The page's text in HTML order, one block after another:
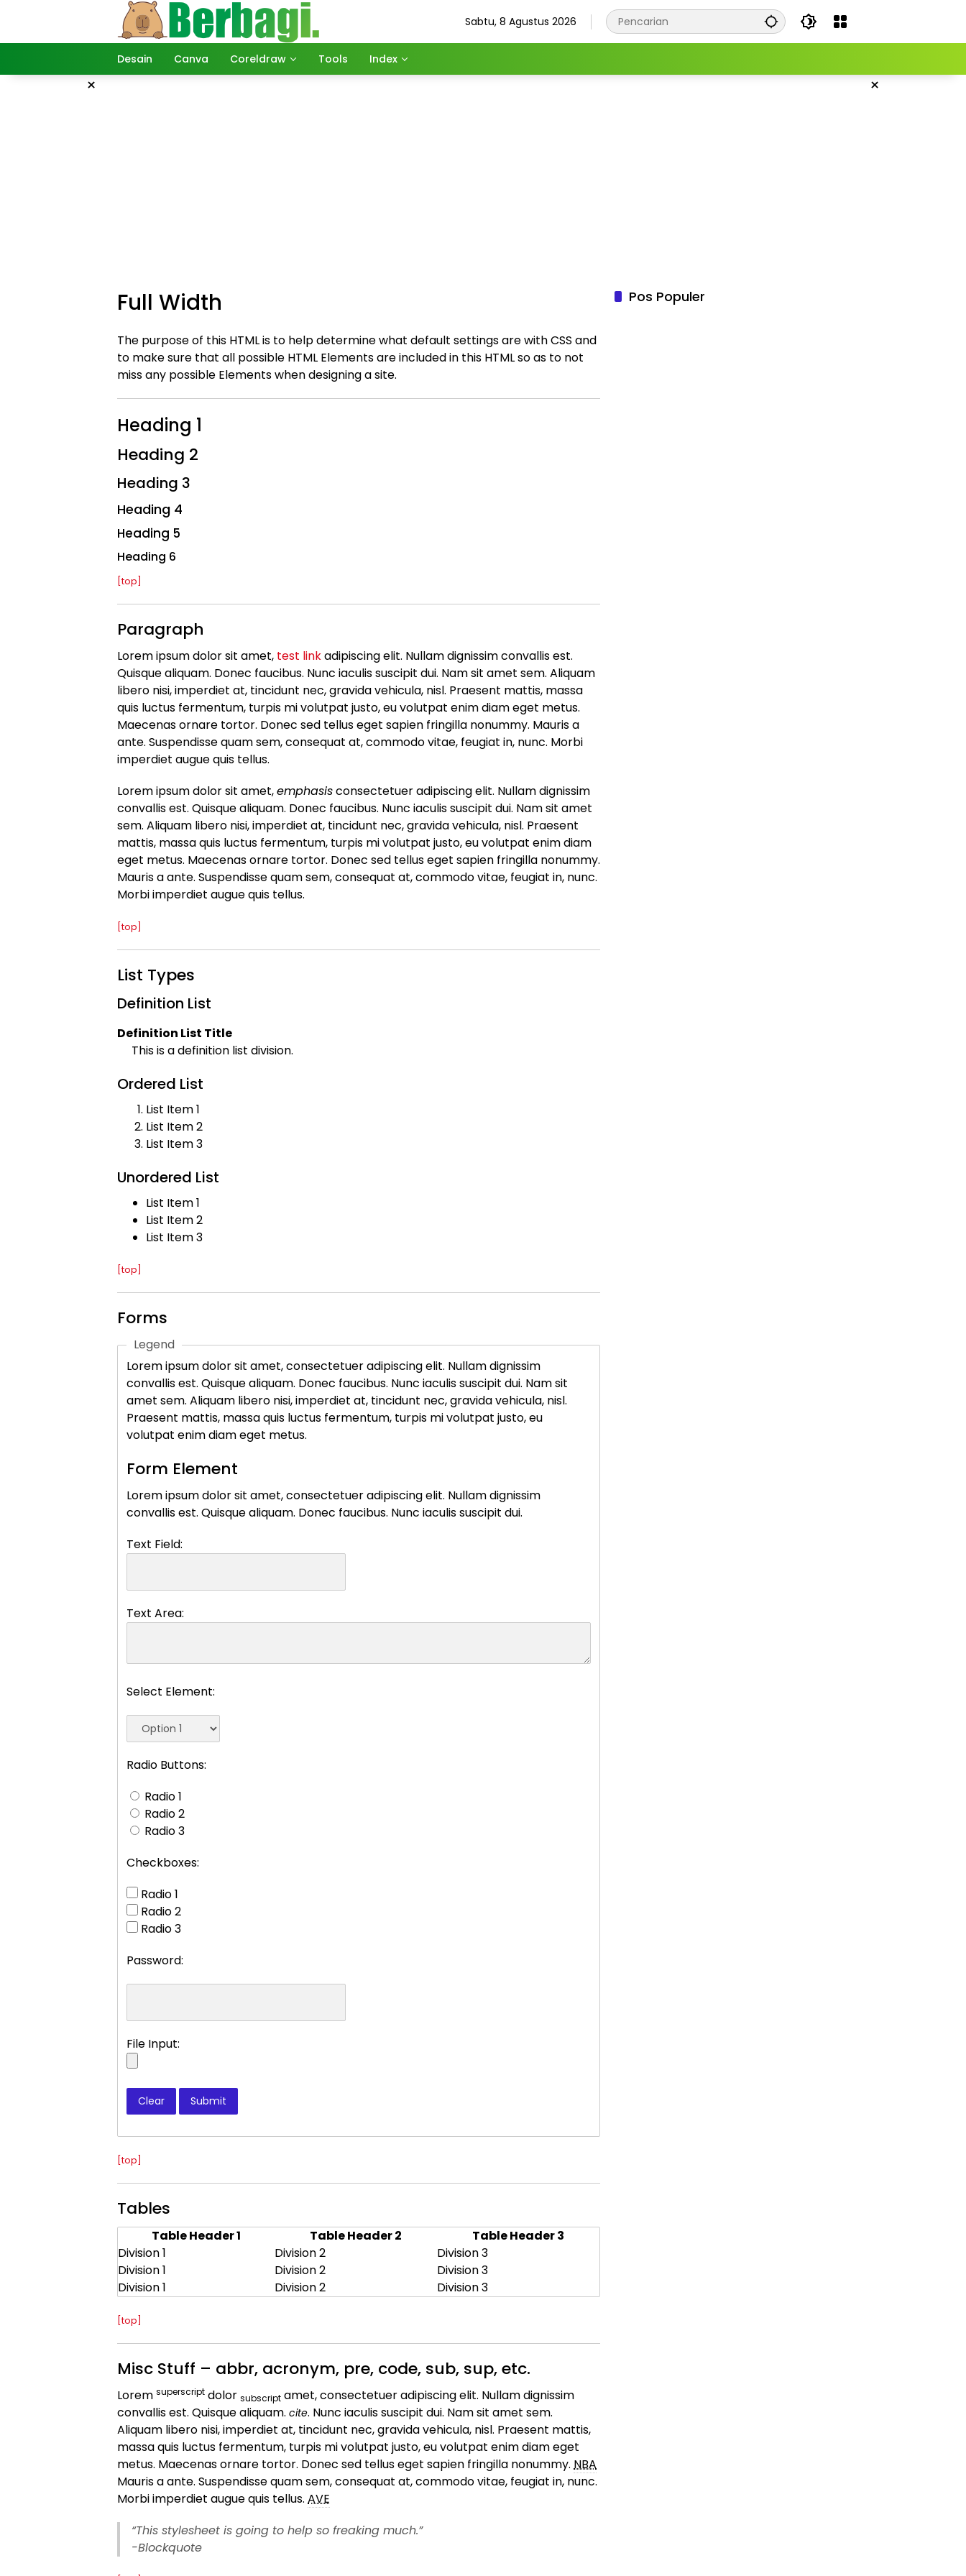
Sabtu, 8 Agustus 2026
Desain Canva Coreldraw Tools Index
× ×
Full Width
The purpose of this HTML is to help determine what default settings are with CSS and
to make sure that all possible HTML Elements are included in this HTML so as to not
miss any possible Elements when designing a site.
Heading 1
Heading 2
Heading 3
Heading 4
Heading 5
Heading 6
[top]
Paragraph
Lorem ipsum dolor sit amet, test linkadipiscing elit. Nullam dignissim convallis est.
Quisque aliquam. Donec faucibus. Nunc iaculis suscipit dui. Nam sit amet sem. Aliquam
libero nisi, imperdiet at, tincidunt nec, gravida vehicula, nisl. Praesent mattis, massa
quis luctus fermentum, turpis mi volutpat justo, eu volutpat enim diam eget metus.
Maecenas ornare tortor. Donec sed tellus eget sapien fringilla nonummy. Mauris a
ante. Suspendisse quam sem, consequat at, commodo vitae, feugiat in, nunc. Morbi
imperdiet augue quis tellus.
Lorem ipsum dolor sit amet,emphasisconsectetuer adipiscing elit. Nullam dignissim
convallis est. Quisque aliquam. Donec faucibus. Nunc iaculis suscipit dui. Nam sit amet
sem. Aliquam libero nisi, imperdiet at, tincidunt nec, gravida vehicula, nisl. Praesent
mattis, massa quis luctus fermentum, turpis mi volutpat justo, eu volutpat enim diam
eget metus. Maecenas ornare tortor. Donec sed tellus eget sapien fringilla nonummy.
Mauris a ante. Suspendisse quam sem, consequat at, commodo vitae, feugiat in, nunc.
Morbi imperdiet augue quis tellus.
[top]
List Types
Definition List
Definition List Title
This is a definition list division.
Ordered List
List Item 1
List Item 2
List Item 3
Unordered List
List Item 1
List Item 2
List Item 3
[top]
Forms
Legend
Lorem ipsum dolor sit amet, consectetuer adipiscing elit. Nullam dignissim
convallis est. Quisque aliquam. Donec faucibus. Nunc iaculis suscipit dui. Nam sit
amet sem. Aliquam libero nisi, imperdiet at, tincidunt nec, gravida vehicula, nisl.
Praesent mattis, massa quis luctus fermentum, turpis mi volutpat justo, eu
volutpat enim diam eget metus.
Form Element
Lorem ipsum dolor sit amet, consectetuer adipiscing elit. Nullam dignissim
convallis est. Quisque aliquam. Donec faucibus. Nunc iaculis suscipit dui.
Text Field:
Text Area:
Select Element:
Radio Buttons:
Radio 1
Radio 2
Radio 3
Checkboxes:
Radio 1
Radio 2
Radio 3
Password:
File Input:
[top]
Tables
Table Header 1 Table Header 2
Table Header 3
Division 1
Division 2
Division 3
Division 1
Division 2
Division 3
Division 1
Division 2 Division 3
[top]
Misc Stuff – abbr, acronym, pre, code, sub, sup, etc.
Lorem superscript dolor subscript amet, consectetuer adipiscing elit. Nullam dignissim
convallis est. Quisque aliquam. cite. Nunc iaculis suscipit dui. Nam sit amet sem.
Aliquam libero nisi, imperdiet at, tincidunt nec, gravida vehicula, nisl. Praesent mattis,
massa quis luctus fermentum, turpis mi volutpat justo, eu volutpat enim diam eget
metus. Maecenas ornare tortor. Donec sed tellus eget sapien fringilla nonummy. NBA
Mauris a ante. Suspendisse quam sem, consequat at, commodo vitae, feugiat in, nunc.
Morbi imperdiet augue quis tellus. AVE
“This stylesheet is going to help so freaking much.”
-Blockquote
Pos Populer